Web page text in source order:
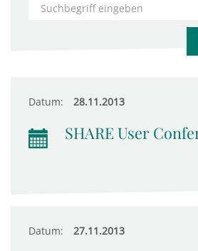
Datum: 28.11.2013
SHARE User
Datum: 27.11.2013